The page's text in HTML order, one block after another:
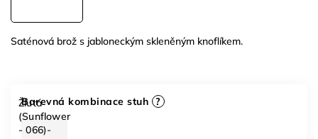
Barevná kombinace stuh ?
Žlutá
(Sunflower
- 066)-
Saténová brož s jabloneckým skleněným knoflíkem.